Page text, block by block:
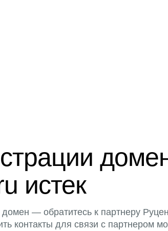
истек
— обратитесь к партнеру
контакты для связи с партнером